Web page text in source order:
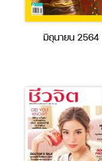
มิถุนายน 2564